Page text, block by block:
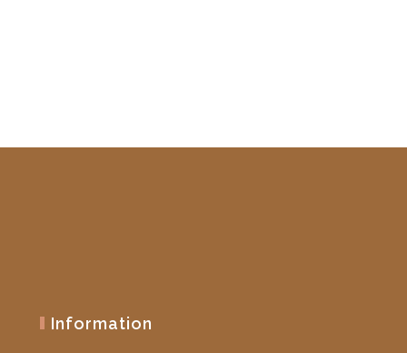
Information